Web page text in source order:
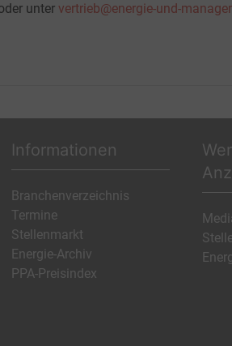
unter vertrieb@energie-und-
Informationen
Branchenverzeichnis
Termine
Stellenmarkt
Energie-Archiv
PPA-Preisindex